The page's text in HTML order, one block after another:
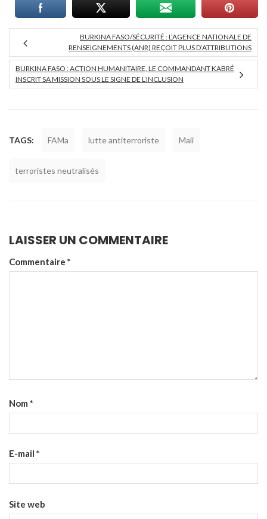
BURKINA FASO/SÉCURITÉ : L’AGENCE NATIONALE DE
RENSEIGNEMENTS (ANR) REÇOIT PLUS D’ATTRIBUTIONS
BURKINA FASO : ACTION HUMANITAIRE, LE COMMANDANT KABRÉ
INSCRIT SA MISSION SOUS LE SIGNE DE L’INCLUSION
TAGS: FAMa lutte antiterroriste Mali
terroristes neutralisés
LAISSER UN COMMENTAIRE
Commentaire *
Nom *
E-mail *
Site web